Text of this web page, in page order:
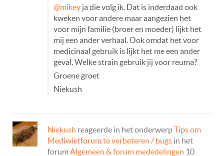
@mikey ja die volg ik. Dat is inderdaad ook
kweken voor andere maar aangezien het
voor mijn familie (broer en moeder) lijkt het
mij een ander verhaal. Ook omdat het voor
medicinaal gebruik is lijkt het me een ander
geval. Welke strain gebruik jij voor reuma?
Groene groet
Niekush
Niekush reageerde in het onderwerpTips om
Mediwietforum te verbeteren / bugs in het
forum Algemeen & forum mededelingen 10